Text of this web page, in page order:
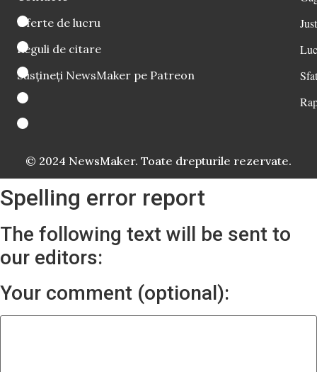
Oferte de lucru
Reguli de citare
Susțineți NewsMaker pe Patreon
© 2024 NewsMaker. Toate drepturile rezervate.
Spelling error report
The following text will be sent to
our editors:
Your comment (optional):